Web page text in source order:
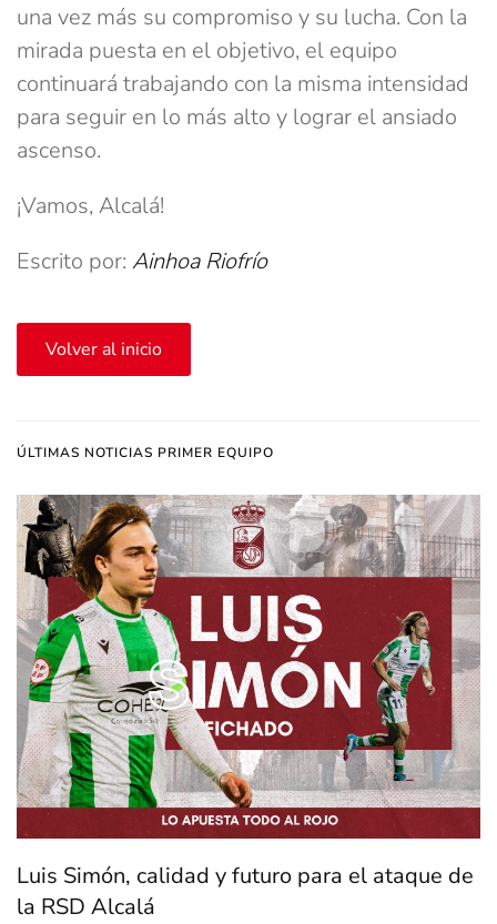
una vez más su compromiso y su lucha. Con la
mirada puesta en el objetivo, el equipo
continuará trabajando con la misma intensidad
para seguir en lo más alto y lograr el ansiado
ascenso.
¡Vamos, Alcalá!
Escrito por: Ainhoa Riofrío
Volver al inicio
ÚLTIMAS NOTICIAS PRIMER EQUIPO
Luis Simón, calidad y futuro para el ataque de
la RSD Alcalá